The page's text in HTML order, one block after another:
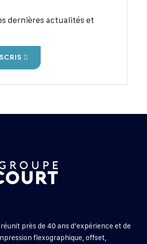
dernières actualités et
réunit près de 40 ans d’expérience et de
flexographique, offset,